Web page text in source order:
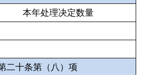
本年处理决定数量
二十条第（八）项